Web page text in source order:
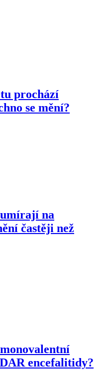
prochází
se mění?
na
častěji než
encefalitidy?